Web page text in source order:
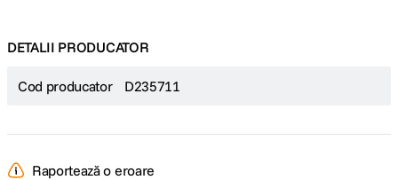
DETALII PRODUCATOR
Cod producator D235711
Raportează o eroare